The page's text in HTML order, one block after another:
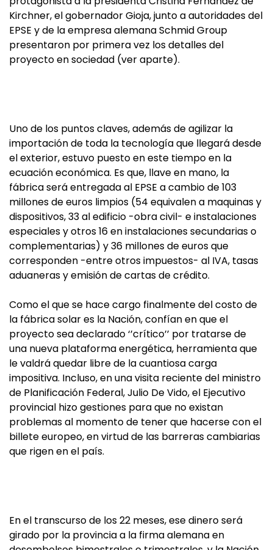
Kirchner, el gobernador Gioja, junto a autoridades del
EPSE y de la empresa alemana Schmid Group
presentaron por primera vez los detalles del
proyecto en sociedad (ver aparte).
Uno de los puntos claves, además de agilizar la
importación de toda la tecnología que llegará desde
el exterior, estuvo puesto en este tiempo en la
ecuación económica. Es que, llave en mano, la
fábrica será entregada al EPSE a cambio de 103
millones de euros limpios (54 equivalen a maquinas y
dispositivos, 33 al edificio -obra civil- e instalaciones
especiales y otros 16 en instalaciones secundarias o
complementarias) y 36 millones de euros que
corresponden -entre otros impuestos- al IVA, tasas
aduaneras y emisión de cartas de crédito.
Como el que se hace cargo finalmente del costo de
la fábrica solar es la Nación, confían en que el
proyecto sea declarado ‘’crítico’’ por tratarse de
una nueva plataforma energética, herramienta que
le valdrá quedar libre de la cuantiosa carga
impositiva. Incluso, en una visita reciente del ministro
de Planificación Federal, Julio De Vido, el Ejecutivo
provincial hizo gestiones para que no existan
problemas al momento de tener que hacerse con el
billete europeo, en virtud de las barreras cambiarias
que rigen en el país.
En el transcurso de los 22 meses, ese dinero será
girado por la provincia a la firma alemana en